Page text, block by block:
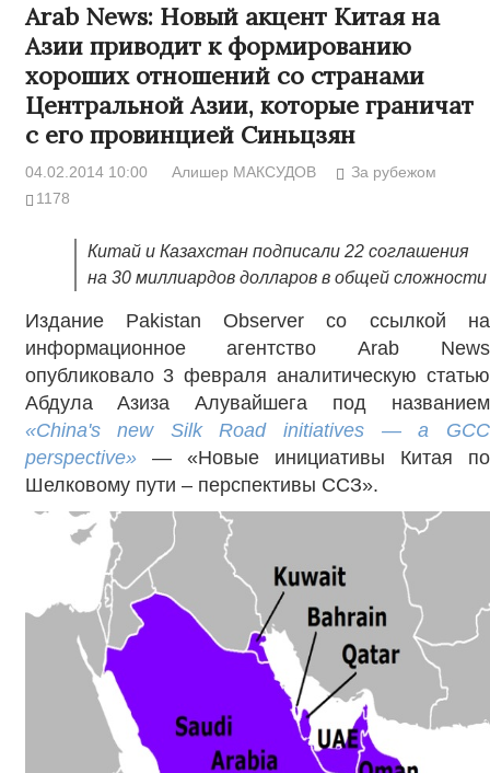
Arab News: Новый акцент Китая на
Азии приводит к формированию
хороших отношений со странами
Центральной Азии, которые граничат
с его провинцией Синьцзян
04.02.2014 10:00 Алишер МАКСУДОВ
За рубежом
1178
Китай и Казахстан подписали 22 соглашения
на 30 миллиардов долларов в общей сложности
Издание Pakistan Observer со ссылкой на
информационное агентство Arab News
опубликовало 3 февраля аналитическую статью
Абдула Азиза Алувайшега под названием
«China's new Silk Road initiatives — a GCC
perspective»— «Новые инициативы Китая по
Шелковому пути – перспективы ССЗ».